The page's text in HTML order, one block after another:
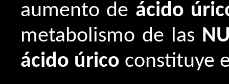
aumento de ácido
metabolismo de las
ácido úrico constituye